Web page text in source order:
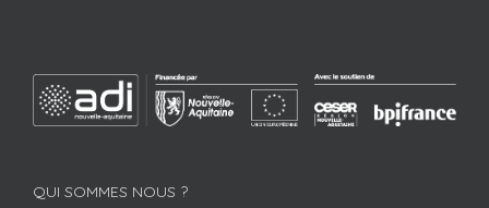
QUI SOMMES NOUS ?